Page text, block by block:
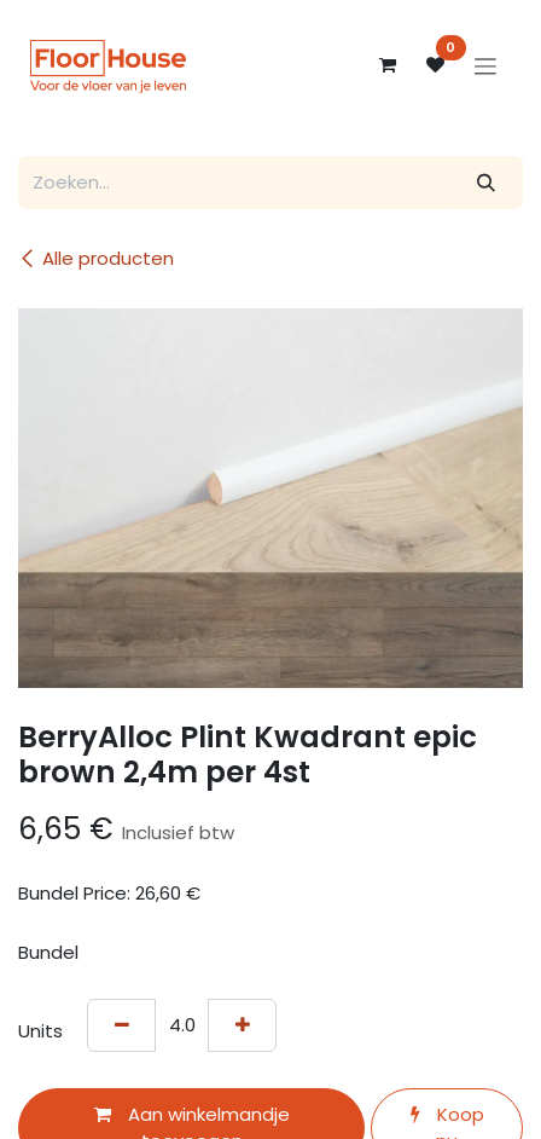
0
Alle producten
BerryAlloc Plint Kwadrant epic
brown 2,4m per 4st
6,65 € Inclusief btw
Bundel Price: 26,60 €
Bundel
Units
Aan winkelmandje
Koop